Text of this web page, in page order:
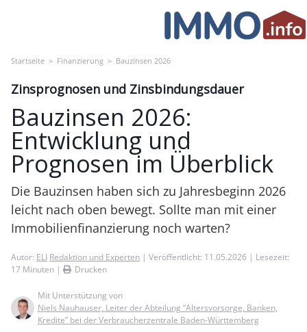
Startseite > Finanzierung > Bauzinsen 2026
Zinsprognosen und Zinsbindungsdauer
Bauzinsen 2026:
Entwicklung und
Prognosen im Überblick
Die Bauzinsen haben sich zu Jahresbeginn 2026
leicht nach oben bewegt. Sollte man mit einer
Immobilienfinanzierung noch warten?
Autor: ELI Redaktion und Experten | Veröffentlicht: 11.05.2026 | Lesezeit:
17 Minuten | Drucken
Mit Unterstützung von
Niels Nauhauser, Leiter der Abteilung “Altersvorsorge, Banken,
Kredite” bei der Verbraucherzentrale Baden-Württemberg